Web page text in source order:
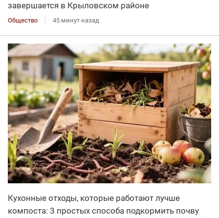
завершается в Крыловском районе
Общество 45 минут назад
Кухонные отходы, которые работают лучше
компоста: 3 простых способа подкормить почву